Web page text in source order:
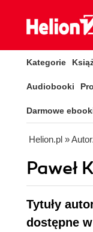
Kategorie
Audiobooki
Darmowe
Helion.pl »
Paweł
Tytuły
dostępne